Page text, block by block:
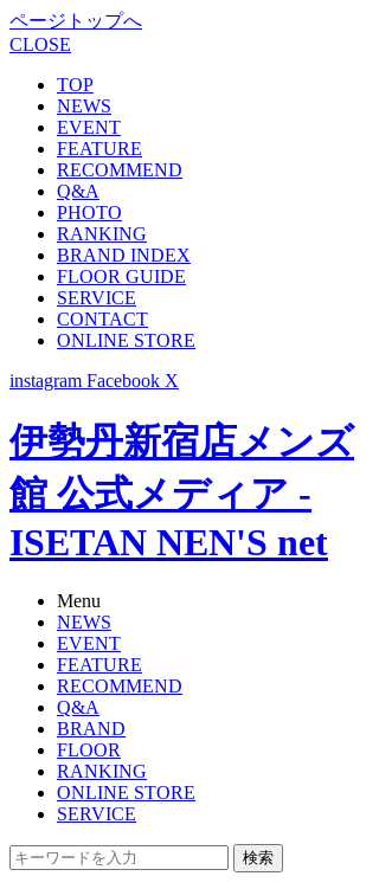
ページトップへ
CLOSE
TOP
NEWS
EVENT
FEATURE
RECOMMEND
Q&A
PHOTO
RANKING
BRAND INDEX
FLOOR GUIDE
SERVICE
CONTACT
ONLINE STORE
instagram Facebook X
伊勢丹新宿店メンズ
館 公式メディア -
ISETAN NEN'S net
Menu
NEWS
EVENT
FEATURE
RECOMMEND
Q&A
BRAND
FLOOR
RANKING
ONLINE STORE
SERVICE
検索